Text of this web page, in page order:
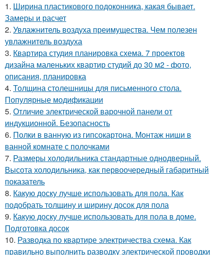
1. Ширина пластикового подоконника, какая бывает.
Замеры и расчет
2. Увлажнитель воздуха преимущества. Чем полезен
увлажнитель воздуха
3. Квартира студия планировка схема. 7 проектов
дизайна маленьких квартир студий до 30 м2 - фото,
описания, планировка
4. Толщина столешницы для письменного стола.
Популярные модификации
5. Отличие электрической варочной панели от
индукционной. Безопасность
6. Полки в ванную из гипсокартона. Монтаж ниши в
ванной комнате с полочками
7. Размеры холодильника стандартные однодверный.
Высота холодильника, как первоочередный габаритный
показатель
8. Какую доску лучше использовать для пола. Как
подобрать толщину и ширину досок для пола
9. Какую доску лучше использовать для пола в доме.
Подготовка досок
10. Разводка по квартире электричества схема. Как
правильно выполнить разводку электрической проводки